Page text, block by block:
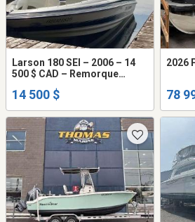
Larson 180 SEI – 2006 – 14
500 $ CAD – Remorque
14 500 $
2026
78